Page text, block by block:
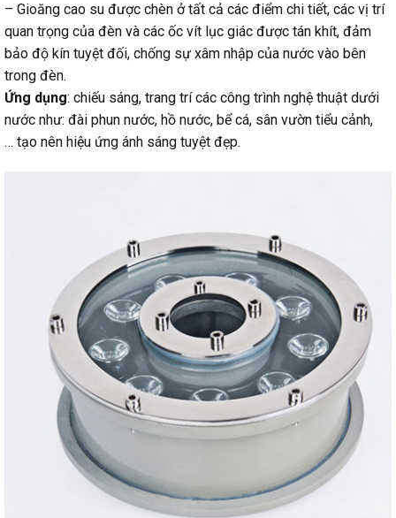
– Gioăng cao su được chèn ở tất cả các điểm chi tiết, các vị trí
quan trọng của đèn và các ốc vít lục giác được tán khít, đảm
bảo độ kín tuyệt đối, chống sự xâm nhập của nước vào bên
trong đèn.
Ứng dụng: chiếu sáng, trang trí các công trình nghệ thuật dưới
nước như: đài phun nước, hồ nước, bể cá, sân vườn tiểu cảnh,
… tạo nên hiệu ứng ánh sáng tuyệt đẹp.